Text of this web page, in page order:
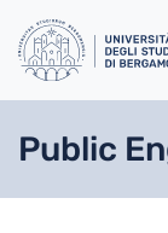
Public